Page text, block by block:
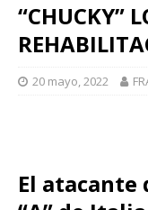
“CHUCKY”
20 mayo, 2022
El atacante